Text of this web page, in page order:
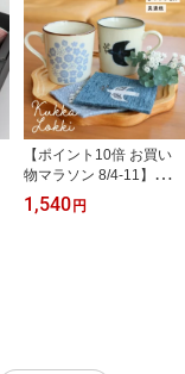
【ポイント10倍 お買い
物マラソン 8/4-11】【楽
天1位】 【公式】マグカ
ップ Kukka Lokki クッカ
1,540円